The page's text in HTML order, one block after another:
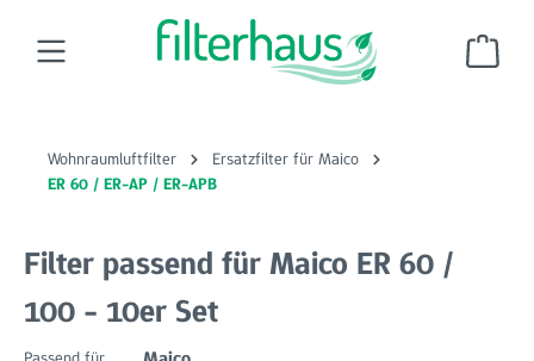
Zum Hauptinhalt springen
Wohnraumluftfilter
Ersatzfilter für Maico
ER 60 / ER-AP / ER-APB
Filter passend für Maico ER 60 /
100 - 10er Set